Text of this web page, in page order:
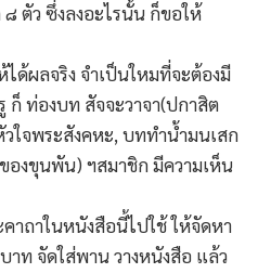
ตัว ซึ่งลงอะไรนั้น ก็ขอให้
ได้ผลจริง จำเป็นใหมที่จะต้องมี
ก็ ท่องบท สัจจะวาจา(ปกาสิต
ใจพระสังคหะ, บททำน้ำมนเสก
องขุนพัน) ฯสมาชิก มีความเห็น
าถาในหนังสือนี้ไปใช้ ให้จัดหา
าท จัดใส่พาน วางหนังสือ แล้ว